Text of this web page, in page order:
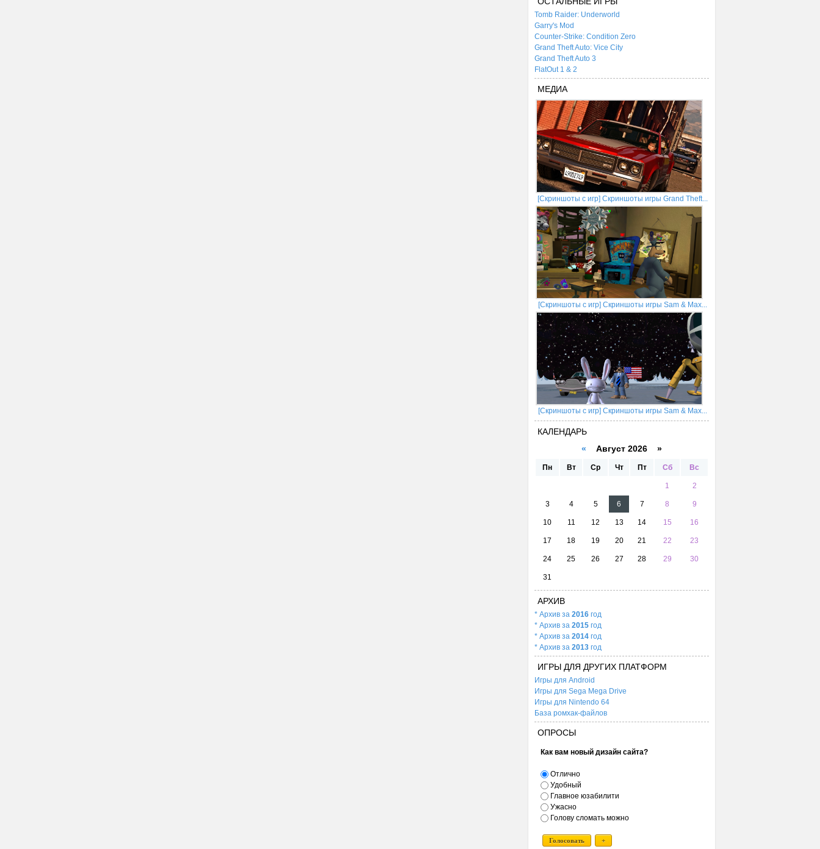
Tomb Raider: Underworld
Garry's Mod
Counter-Strike: Condition Zero
Grand Theft Auto: Vice City
Grand Theft Auto 3
FlatOut 1 & 2
МЕДИА
[Скриншоты с игр] Скриншоты игры Grand Theft...
[Скриншоты с игр] Скриншоты игры Sam & Max...
[Скриншоты с игр] Скриншоты игры Sam & Max...
КАЛЕНДАРЬ
« Август 2026 »
Пн Вт Ср Чт Пт Сб Вс
1 2
3 4 5 6 7 8 9
10 11 12 13 14 15 16
17 18 19 20 21 22 23
24 25 26 27 28 29 30
31
АРХИВ
* Архив за 2016 год
* Архив за 2015 год
* Архив за 2014 год
* Архив за 2013 год
ИГРЫ ДЛЯ ДРУГИХ ПЛАТФОРМ
Игры для Android
Игры для Sega Mega Drive
Игры для Nintendo 64
База ромхак-файлов
ОПРОСЫ
Как вам новый дизайн сайта?
Отлично
Удобный
Главное юзабилити
Ужасно
Голову сломать можно
Голосовать +